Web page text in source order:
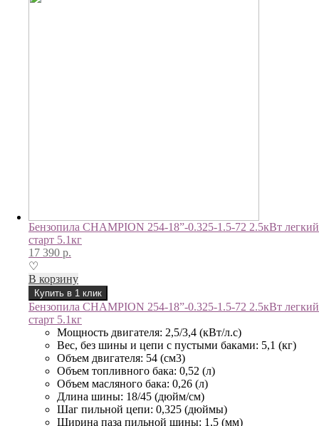
Бензопила CHAMPION 254-18”-0.325-1.5-72 2.5кВт легкий
старт 5.1кг
17 390 р.
♡
В корзину
Купить в 1 клик
Бензопила CHAMPION 254-18”-0.325-1.5-72 2.5кВт легкий
старт 5.1кг
Мощность двигателя: 2,5/3,4 (кВт/л.с)
Вес, без шины и цепи с пустыми баками: 5,1 (кг)
Объем двигателя: 54 (см3)
Объем топливного бака: 0,52 (л)
Объем масляного бака: 0,26 (л)
Длина шины: 18/45 (дюйм/см)
Шаг пильной цепи: 0,325 (дюймы)
Ширина паза пильной шины: 1,5 (мм)